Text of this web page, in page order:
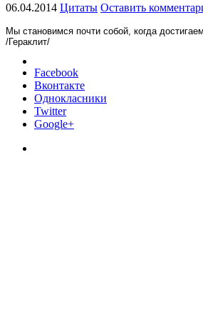
06.04.2014 Цитаты Оставить
Мы становимся почти собой, когда
/Гераклит/
Facebook
Вконтакте
Однокласники
Twitter
Google+